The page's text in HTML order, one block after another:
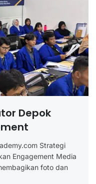
Depok
Strategi
Engagement Media
foto dan